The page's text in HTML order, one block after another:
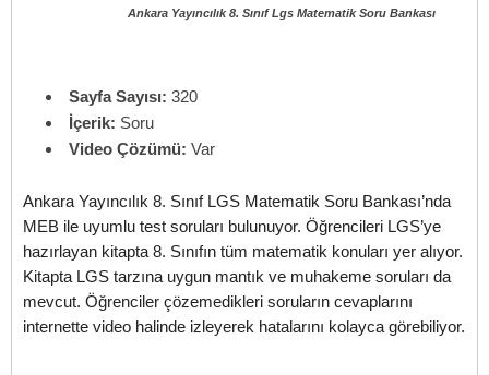
Ankara Yayıncılık 8. Sınıf Lgs Matematik Soru Bankası
Sayfa Sayısı: 320
İçerik: Soru
Video Çözümü: Var
Ankara Yayıncılık 8. Sınıf LGS Matematik Soru Bankası’nda
MEB ile uyumlu test soruları bulunuyor. Öğrencileri LGS’ye
hazırlayan kitapta 8. Sınıfın tüm matematik konuları yer alıyor.
Kitapta LGS tarzına uygun mantık ve muhakeme soruları da
mevcut. Öğrenciler çözemedikleri soruların cevaplarını
internette video halinde izleyerek hatalarını kolayca görebiliyor.